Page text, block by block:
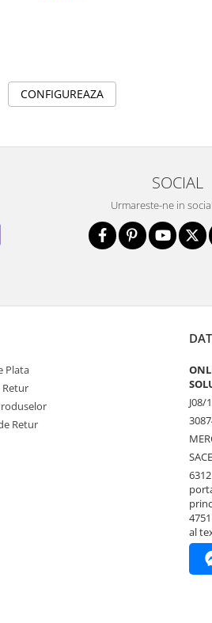
CONFIGUREAZA
SOCIAL
Urmareste-ne in
Plata
Retur
Retur
J08/
al